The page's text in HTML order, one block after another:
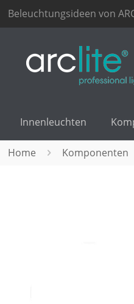
Beleuchtungsideen von
Innenleuchten
Home Komponenten